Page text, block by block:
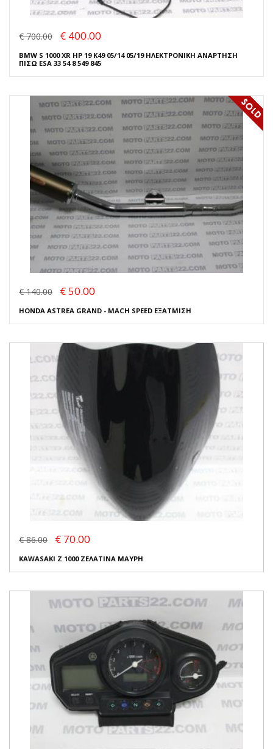
€ 700.00 € 400.00
BMW S 1000 XR HP 19 K49 05/14 05/19 ΗΛΕΚΤΡΟΝΙΚΗ ΑΝΑΡΤΗΣΗ
ΠΙΣΩ ESA 33 54 8 549 845
€ 140.00 € 50.00
HONDA ASTREA GRAND - MACH SPEED ΕΞΑΤΜΙΣΗ
€ 86.00 € 70.00
KAWASAKI Z 1000 ΖΕΛΑΤΙΝΑ ΜΑΥΡΗ